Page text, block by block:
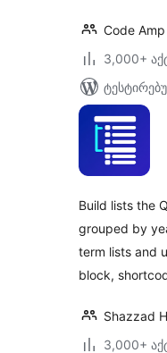
Code Amp
3,000+
Build lists the
grouped by
term lists and
block,
Shazzad
3,000+